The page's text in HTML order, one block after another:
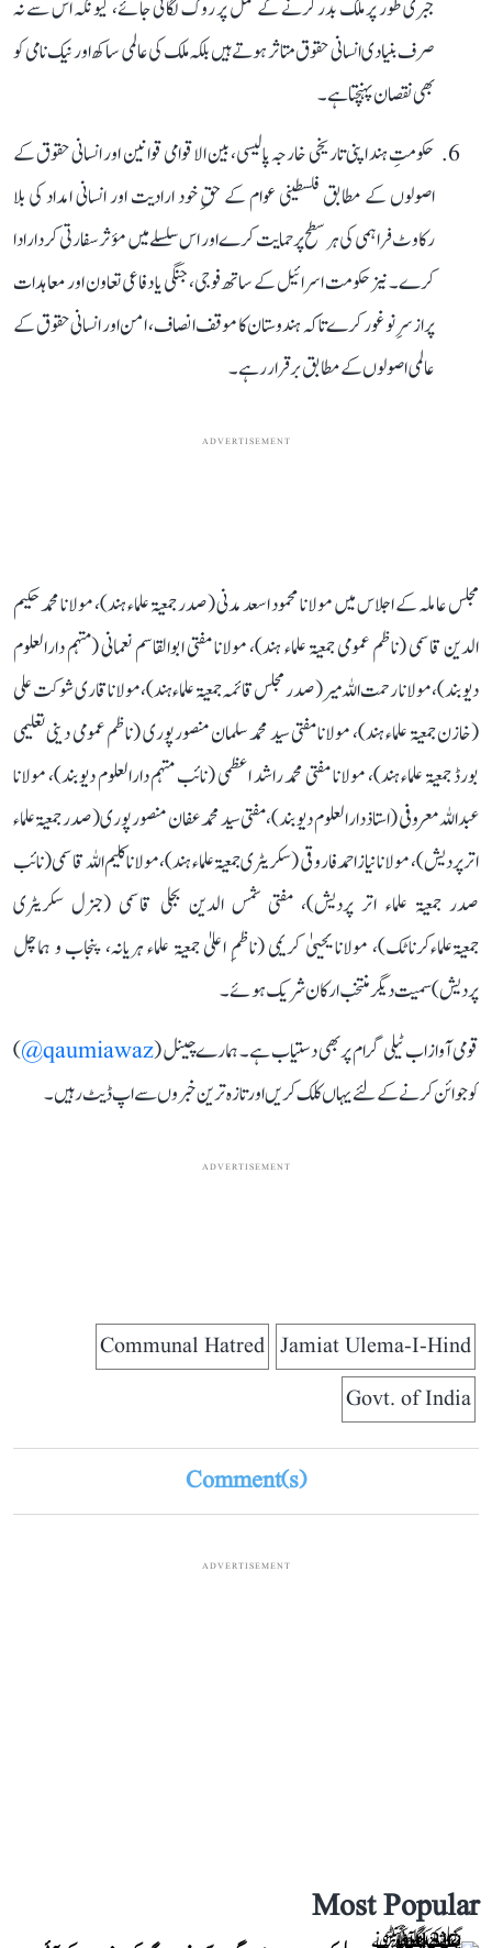
جبری طور پر ملک بدر کرنے کے عمل پر روک لگائی جائے، کیونکہ اس سے نہ
صرف بنیادی انسانی حقوق متاثر ہوتے ہیں بلکہ ملک کی عالمی ساکھ اور نیک نامی کو
بھی نقصان پہنچتا ہے۔
حکومتِ ہند اپنی تاریخی خارجہ پالیسی، بین الاقوامی قوانین اور انسانی حقوق کے
اصولوں کے مطابق فلسطینی عوام کے حقِ خود ارادیت اور انسانی امداد کی بلا
رکاوٹ فراہمی کی ہر سطح پر حمایت کرے اور اس سلسلے میں مؤثر سفارتی کردار ادا
کرے۔ نیز حکومت اسرائیل کے ساتھ فوجی، جنگی یا دفاعی تعاون اور معاہدات
پر ازسرِ نو غور کرے تاکہ ہندوستان کا موقف انصاف، امن اور انسانی حقوق کے
عالمی اصولوں کے مطابق برقرار رہے۔
ADVERTISEMENT
مجلس عاملہ کے اجلاس میں مولانا محمود اسعد مدنی (صدر جمعیۃ علماء ہند)، مولانا محمد حکیم
الدین قاسمی (ناظم عمومی جمعیۃ علماء ہند)، مولانا مفتی ابوالقاسم نعمانی (مہتمم دارالعلوم
دیوبند)، مولانا رحمت اللہ میر (صدر مجلس قائمہ جمعیۃ علماء ہند)، مولانا قاری شوکت علی
(خازن جمعیۃ علماء ہند)، مولانا مفتی سید محمد سلمان منصورپوری (ناظم عمومی دینی تعلیمی
بورڈ جمعیۃ علماء ہند)، مولانا مفتی محمد راشد اعظمی (نائب مہتمم دارالعلوم دیوبند)، مولانا
عبداللہ معروفی (استاذ دارالعلوم دیوبند)، مفتی سید محمد عفان منصورپوری (صدر جمعیۃ علماء
اتر پردیش)، مولانا نیاز احمد فاروقی (سکریٹری جمعیۃ علماء ہند)، مولانا کلیم اللہ قاسمی (نائب
صدر جمعیۃ علماء اتر پردیش)، مفتی شمس الدین بجلی قاسمی (جنرل سکریٹری
جمعیۃعلماءکرناٹک)، مولانا یحییٰ کریمی (ناظمِ اعلیٰ جمعیۃ علماء ہریانہ، پنجاب و ہماچل
پردیش) سمیت دیگر منتخب ارکان شریک ہوئے۔
قومی آواز اب ٹیلی گرام پر بھی دستیاب ہے۔ ہمارے چینل (qaumiawaz@
)
کو جوائن کرنے کے لئے یہاں کلک کریں اور تازہ ترین خبروں سے اپ ڈیٹ رہیں۔
ADVERTISEMENT
Jamiat Ulema-I-Hind
Communal Hatred
Govt. of India
Comment(s)
ADVERTISEMENT
Most Popular